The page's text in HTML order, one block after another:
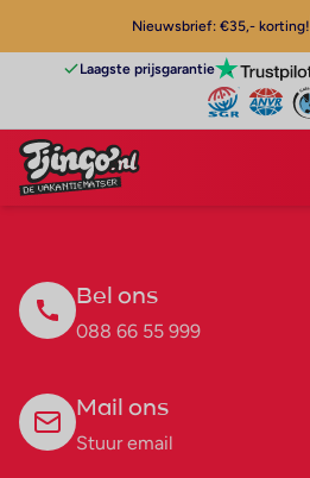
Nieuwsbrief: €35,- korting!
Laagste prijsgarantie
Bel ons
088 66 55 999
Mail ons
Stuur email